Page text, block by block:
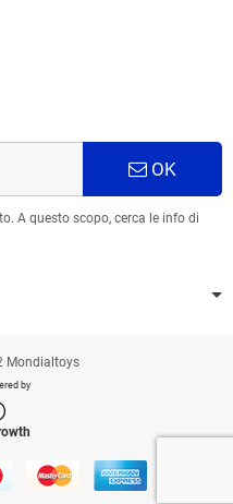
OK
A questo scopo, cerca le info di
Mondialtoys
by